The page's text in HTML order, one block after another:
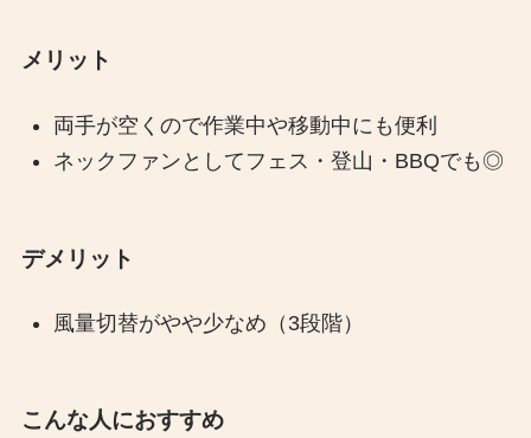
メリット
両手が空くので作業中や移動中にも便利
ネックファンとしてフェス・登山・BBQでも◎
デメリット
風量切替がやや少なめ（3段階）
こんな人におすすめ